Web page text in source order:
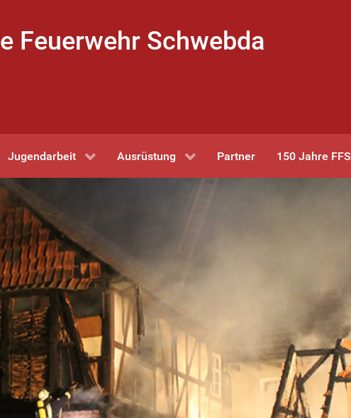
Feuerwehr Schwebda
Jugendarbeit Ausrüstung Partner 150 Jahre FFS